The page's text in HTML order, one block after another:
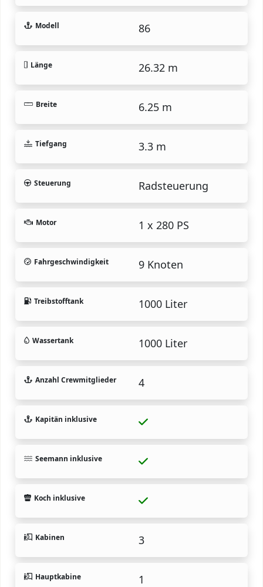
Modell 86
Länge 26.32 m
Breite 6.25 m
Tiefgang 3.3 m
Steuerung Radsteuerung
Motor 1 x 280 PS
Fahrgeschwindigkeit 9 Knoten
Treibstofftank 1000 Liter
Wassertank 1000 Liter
Anzahl Crewmitglieder 4
Kapitän inklusive
Seemann inklusive
Koch inklusive
Kabinen 3
Hauptkabine 1